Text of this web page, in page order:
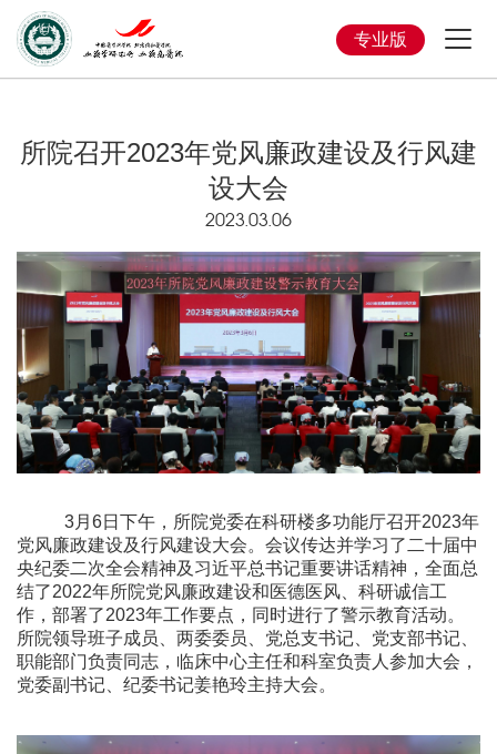
专业版
所院召开2023年党风廉政建设及行风建
设大会
2023.03.06
3月 6日下午，所院党委在科研楼多功能厅召开2023年
党风廉政建设及行风建设大会。会议传达并学习了二十届中
央纪委二次全会精神及习近平总书记重要讲话精神，全面总
结了2022年所院党风廉政建设和医德医风、科研诚信工
作，部署了2023年工作要点，同时进行了警示教育活动。
所院领导班子成员、两委委员、党总支书记、党支部书记、
职能部门负责同志，临床中心主任和科室负责人参加大会，
党委副书记、纪委书记姜艳玲主持大会。